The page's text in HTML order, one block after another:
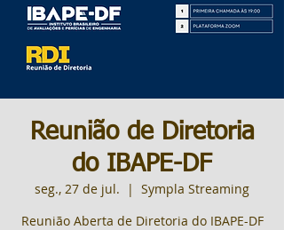
Reunião de Diretoria
do IBAPE-DF
seg., 27 de jul.
  |
Sympla Streaming
Reunião Aberta de Diretoria do IBAPE-DF